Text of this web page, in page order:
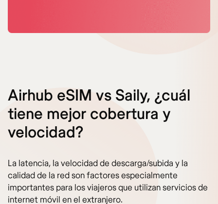
Airhub eSIM vs Saily, ¿cuál
tiene mejor cobertura y
velocidad?
La latencia, la velocidad de descarga/subida y la
calidad de la red son factores especialmente
importantes para los viajeros que utilizan servicios de
internet móvil en el extranjero.